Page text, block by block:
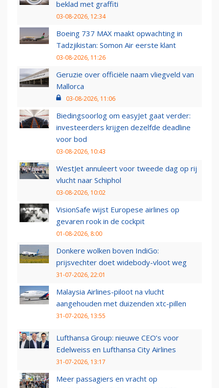
beklad met graffiti
03-08-2026, 12:34
Boeing 737 MAX maakt opwachting in
Tadzjikistan: Somon Air eerste klant
03-08-2026, 11:26
Geruzie over officiële naam vliegveld van
Mallorca
03-08-2026, 11:06
Biedingsoorlog om easyJet gaat verder:
investeerders krijgen dezelfde deadline
voor bod
03-08-2026, 10:43
WestJet annuleert voor tweede dag op rij
vlucht naar Schiphol
03-08-2026, 10:02
VisionSafe wijst Europese airlines op
gevaren rook in de cockpit
01-08-2026, 8:00
Donkere wolken boven IndiGo:
prijsvechter doet widebody-vloot weg
31-07-2026, 22:01
Malaysia Airlines-piloot na vlucht
aangehouden met duizenden xtc-pillen
31-07-2026, 13:55
Lufthansa Group: nieuwe CEO’s voor
Edelweiss en Lufthansa City Airlines
31-07-2026, 13:17
Meer passagiers en vracht op